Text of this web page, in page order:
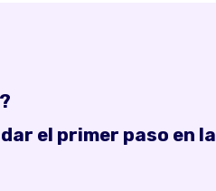
el primer paso en la